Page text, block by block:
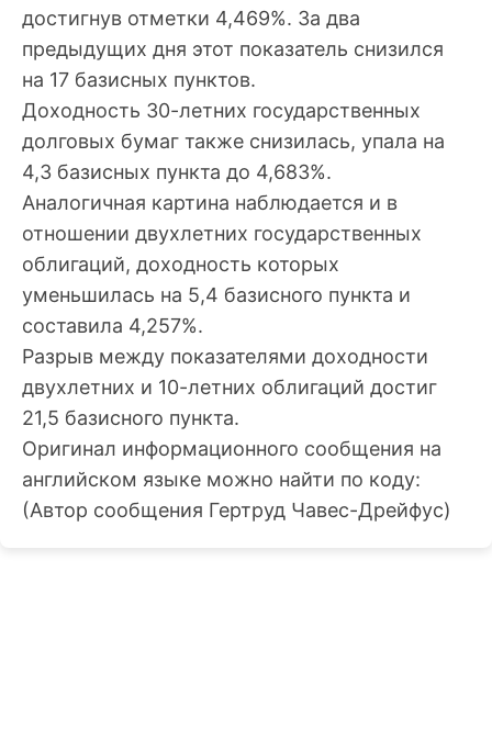
достигнув отметки 4,469%. За два
предыдущих дня этот показатель снизился
на 17 базисных пунктов.
Доходность 30-летних государственных
долговых бумаг также снизилась, упала на
4,3 базисных пункта до 4,683%.
Аналогичная картина наблюдается и в
отношении двухлетних государственных
облигаций, доходность которых
уменьшилась на 5,4 базисного пункта и
составила 4,257%.
Разрыв между показателями доходности
двухлетних и 10-летних облигаций достиг
21,5 базисного пункта.
Оригинал информационного сообщения на
английском языке можно найти по коду:
(Автор сообщения Гертруд Чавес-Дрейфус)